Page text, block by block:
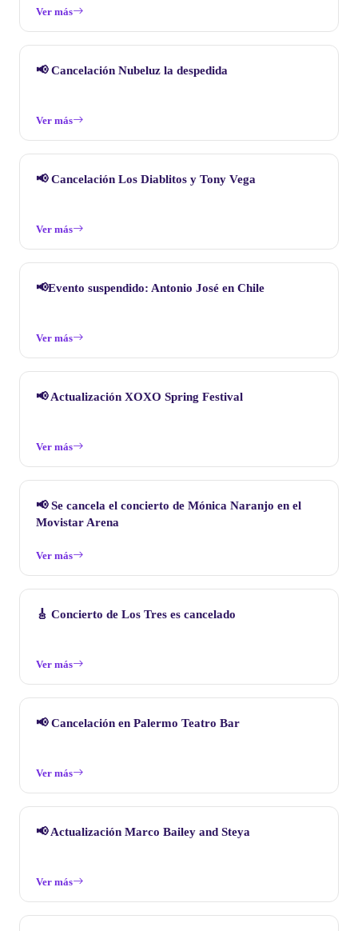
Ver más
📢 Cancelación Nubeluz la despedida
Ver más
📢 Cancelación Los Diablitos y Tony Vega
Ver más
📢Evento suspendido: Antonio José en Chile
Ver más
📢 Actualización XOXO Spring Festival
Ver más
📢 Se cancela el concierto de Mónica Naranjo en el
Movistar Arena
Ver más
🎸 Concierto de Los Tres es cancelado
Ver más
📢 Cancelación en Palermo Teatro Bar
Ver más
📢 Actualización Marco Bailey and Steya
Ver más